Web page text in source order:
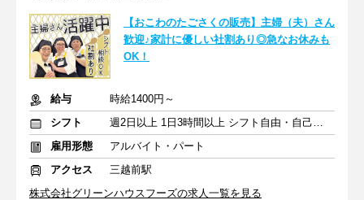
【おこわのたごさくの販売】主婦（夫）さん
歓迎♪家計に優しい社割あり◎急なお休みも
OK！
給与
時給1400円～
シフト
週2日以上 1日3時間以上 シフト自由・自己申告
雇用形態
アルバイト・パート
アクセス
三越前駅
株式会社グリーンハウスフーズの求人一覧を見る